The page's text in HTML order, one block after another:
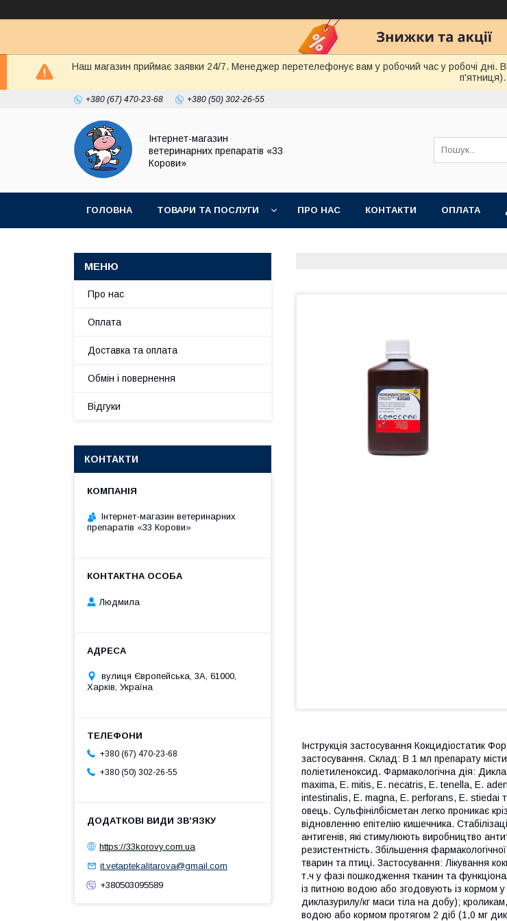
Наш магазин приймає заявки 24/7. Менеджер перетелефонує вам у робочий час у робочі дні.
п'ятниця).
+380 (67) 470-23-68 +380 (50) 302-26-55
Інтернет-магазин
ветеринарних препаратів «33
Корови»
ГОЛОВНА ТОВАРИ ТА ПОСЛУГИ ПРО НАС КОНТАКТИ ОПЛАТА
Інструкція застосування Кокцидіостатик
застосування. Склад: В 1 мл препарату
поліетиленоксид. Фармакологічна дія:
maxima, Е. mitis, Е. necatris, Е. tenella, E.
intestinalis, E. magna, E. perforans, E. stiedai
овець. Сульфінілбісметан легко проникає
відновленню епітелію кишечника.
антигенів, які стимулюють виробництво
резистентність. Збільшення
тварин та птиці. Застосування: Лікування
т.ч у фазі пошкодження тканин та
із питною водою або згодовують із кормом
диклазурилу/кг маси тіла на добу);
водою або кормом протягом 2 діб (1,0 мг
Про нас
Оплата
Доставка та оплата
Обмін і повернення
Відгуки
КОНТАКТИ
Інтернет-магазин ветеринарних
препаратів «33 Корови»
Людмила
вулиця Європейська, 3А, 61000,
Харків, Україна
+380 (67) 470-23-68
+380 (50) 302-26-55
https://33korovy.com.ua
it.vetaptekalitarova@gmail.com
+380503095589